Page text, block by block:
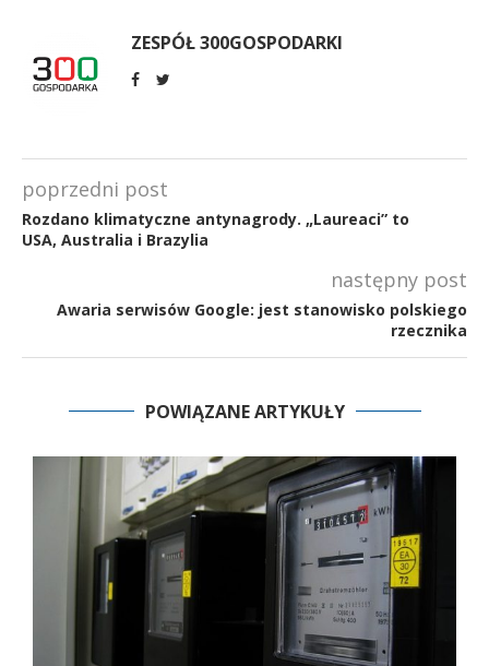
ZESPÓŁ 300GOSPODARKI
poprzedni post
Rozdano klimatyczne antynagrody. „Laureaci” to
USA, Australia i Brazylia
następny post
Awaria serwisów Google: jest stanowisko polskiego
rzecznika
POWIĄZANE ARTYKUŁY